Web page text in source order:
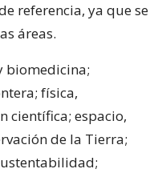
referencia, ya que se
áreas.
biomedicina;
física,
científica; espacio,
de la Tierra;